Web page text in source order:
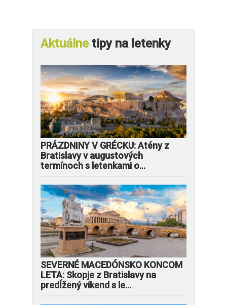
Aktuálne tipy na letenky
PRÁZDNINY V GRÉCKU: Atény z
Bratislavy v augustových
termínoch s letenkami o...
SEVERNÉ MACEDÓNSKO KONCOM
LETA: Skopje z Bratislavy na
predĺžený víkend s le...